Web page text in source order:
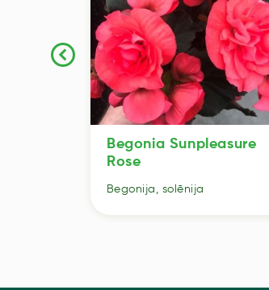
Begonia Sunpleasure
Rose
Begonija, solēnija